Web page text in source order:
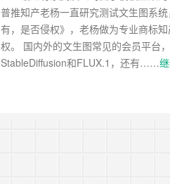
普推知产老杨一直研究测试文生图系
有，是否侵权》，老杨做为专业商标
权。 国内外的文生图常见的会员平台
StableDiffusion和FLUX.1，还有……